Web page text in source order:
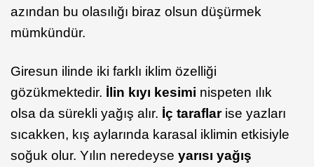
azından bu olasılığı biraz olsun düşürmek
mümkündür.
Giresun ilinde iki farklı iklim özelliği
gözükmektedir. İlin kıyı kesimi nispeten ılık
olsa da sürekli yağış alır. İç taraflarise yazları
sıcakken, kış aylarında karasal iklimin etkisiyle
soğuk olur. Yılın neredeyse yarısı yağış